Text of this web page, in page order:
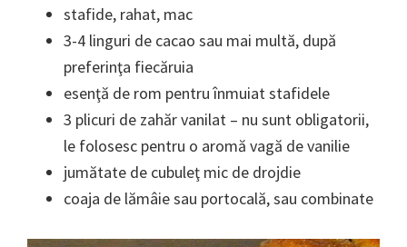
stafide, rahat, mac
3-4 linguri de cacao sau mai multă, după
preferinţa fiecăruia
esenţă de rom pentru înmuiat stafidele
3 plicuri de zahăr vanilat – nu sunt obligatorii,
le folosesc pentru o aromă vagă de vanilie
jumătate de cubuleţ mic de drojdie
coaja de lămâie sau portocală, sau combinate